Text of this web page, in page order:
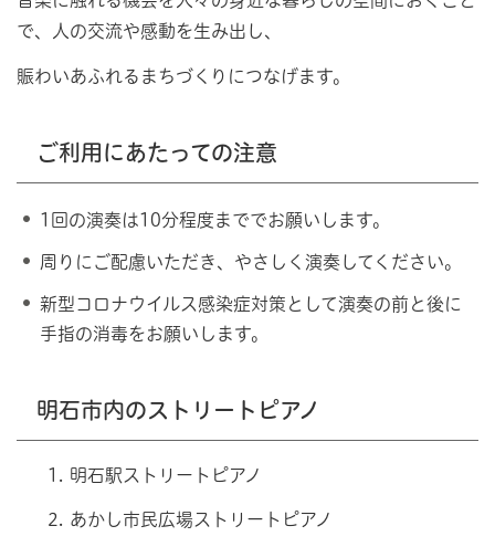
で、人の交流や感動を生み出し、
賑わいあふれるまちづくりにつなげます。
ご利用にあたっての注意
1回の演奏は10分程度まででお願いします。
周りにご配慮いただき、やさしく演奏してください。
新型コロナウイルス感染症対策として演奏の前と後に
手指の消毒をお願いします。
明石市内のストリートピアノ
明石駅ストリートピアノ
あかし市民広場ストリートピアノ